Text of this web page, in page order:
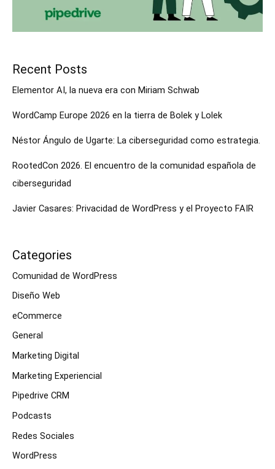
Recent Posts
Elementor AI, la nueva era con Miriam Schwab
WordCamp Europe 2026 en la tierra de Bolek y Lolek
Néstor Ángulo de Ugarte: La ciberseguridad como estrategia.
RootedCon 2026. El encuentro de la comunidad española de
ciberseguridad
Javier Casares: Privacidad de WordPress y el Proyecto FAIR
Categories
Comunidad de WordPress
Diseño Web
eCommerce
General
Marketing Digital
Marketing Experiencial
Pipedrive CRM
Podcasts
Redes Sociales
WordPress